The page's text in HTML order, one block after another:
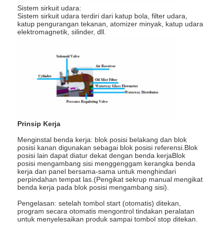
Pembuat lubang mobil
Mesin Las Spot Debit Kapasitor
Sistem sirkuit udara:
Sistem sirkuit udara terdiri dari katup bola, filter udara,
katup pengurangan tekanan, atomizer minyak, katup udara
elektromagnetik, silinder, dll.
Prinsip Kerja
Menginstal benda kerja: blok posisi belakang dan blok
posisi kanan digunakan sebagai blok posisi referensi.Blok
posisi lain dapat diatur dekat dengan benda kerjaBlok
posisi mengambang sisi menggenggam kerangka benda
kerja dan panel bersama-sama untuk menghindari
perpindahan tempat las.(Pengikat sekrup manual mengikat
benda kerja pada blok posisi mengambang sisi).
Pengelasan: setelah tombol start (otomatis) ditekan,
program secara otomatis mengontrol tindakan peralatan
untuk menyelesaikan produk sampai tombol stop ditekan.